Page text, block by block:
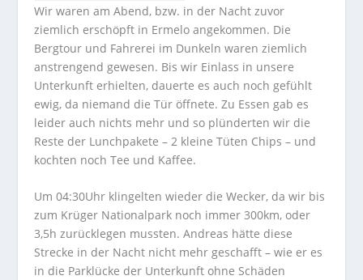
Wir waren am Abend, bzw. in der Nacht zuvor
ziemlich erschöpft in Ermelo angekommen. Die
Bergtour und Fahrerei im Dunkeln waren ziemlich
anstrengend gewesen. Bis wir Einlass in unsere
Unterkunft erhielten, dauerte es auch noch gefühlt
ewig, da niemand die Tür öffnete. Zu Essen gab es
leider auch nichts mehr und so plünderten wir die
Reste der Lunchpakete – 2 kleine Tüten Chips – und
kochten noch Tee und Kaffee.
Um 04:30Uhr klingelten wieder die Wecker, da wir bis
zum Krüger Nationalpark noch immer 300km, oder
3,5h zurücklegen mussten. Andreas hätte diese
Strecke in der Nacht nicht mehr geschafft – wie er es
in die Parklücke der Unterkunft ohne Schäden